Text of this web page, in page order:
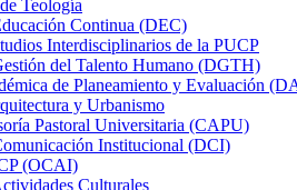
Teología
Continua (DEC)
Interdisciplinarios de la PUCP
del Talento Humano (DGTH)
de Planeamiento y Evaluación
y Urbanismo
Pastoral Universitaria (CAPU)
Institucional (DCI)
(OCAI)
Culturales